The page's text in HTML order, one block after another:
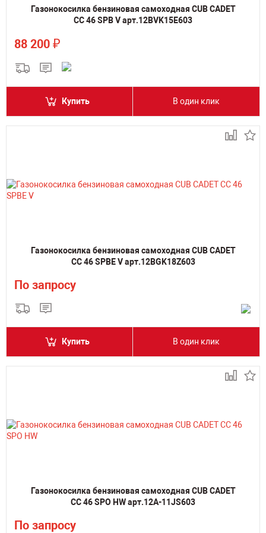
Газонокосилка бензиновая самоходная CUB CADET
CC 46 SPB V арт.12BVK15E603
88 200 ₽
Купить В один клик
Газонокосилка бензиновая самоходная CUB CADET
CC 46 SPBE V арт.12BGK18Z603
По запросу
Купить В один клик
Газонокосилка бензиновая самоходная CUB CADET
CC 46 SPO HW арт.12A-11JS603
По запросу